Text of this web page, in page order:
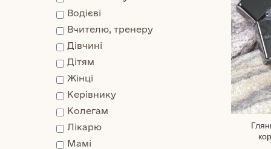
Водієві
Вчителю, тренеру
Дівчині
Дітям
Жінці
Керівнику
Колегам
Лікарю
Мамі